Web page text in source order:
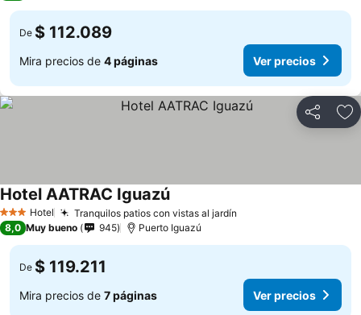
De $ 112.089
Mira precios de 4 páginas Ver precios
Compartir
3 Estrellas
Hotel Tranquilos patios con vistas al jardín
Hotel AATRAC IguazúVer precios
8,0 Muy bueno 945 Puerto Iguazú
De $ 119.211
Mira precios de 7 páginas Ver precios